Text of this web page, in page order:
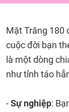
Mặt Trăng 180
cuộc đời bạn
là một dòng
như tỉnh táo
-Sự nghiệp: